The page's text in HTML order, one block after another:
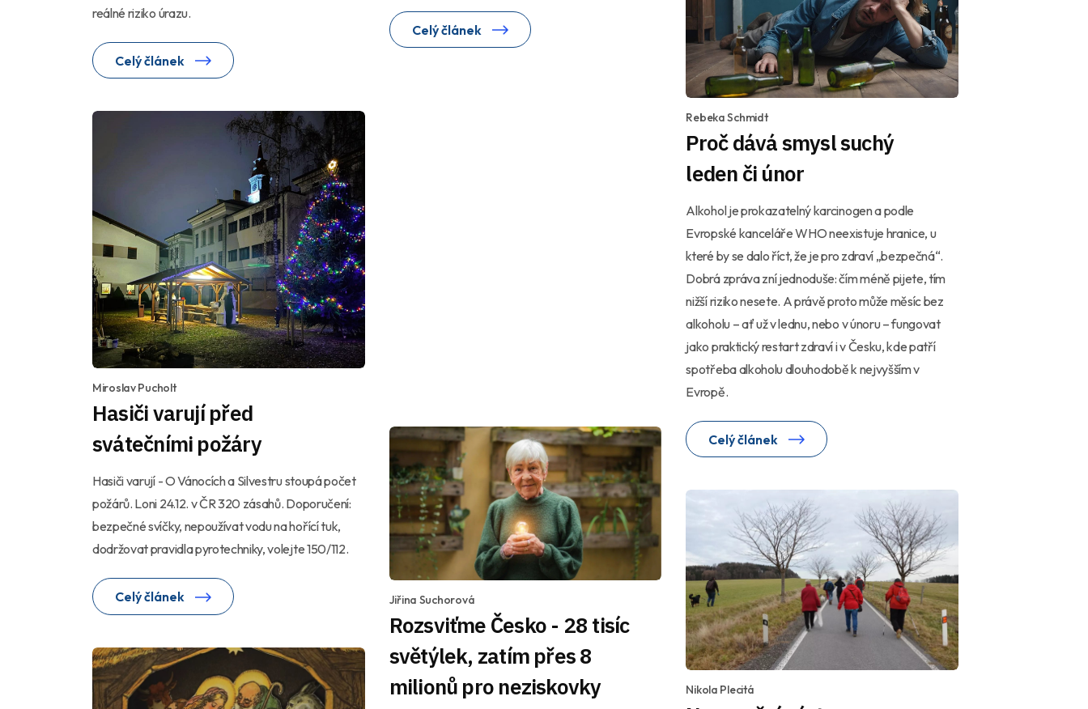
reálné riziko úrazu.
Celý článek
Celý článek
Rebeka Schmidt
Proč dává smysl suchý
leden či únor
Alkohol je prokazatelný karcinogen a podle
Evropské kanceláře WHO neexistuje hranice, u
které by se dalo říct, že je pro zdraví „bezpečná“.
Dobrá zpráva zní jednoduše: čím méně pijete, tím
nižší riziko nesete. A právě proto může měsíc bez
alkoholu – ať už v lednu, nebo v únoru – fungovat
jako praktický restart zdraví i v Česku, kde patří
spotřeba alkoholu dlouhodobě k nejvyšším v
Evropě.
Celý článek
Miroslav Pucholt
Hasiči varují před
svátečními požáry
Hasiči varují - O Vánocích a Silvestru stoupá počet
požárů. Loni 24.12. v ČR 320 zásahů. Doporučení:
bezpečné svíčky, nepoužívat vodu na hořící tuk,
dodržovat pravidla pyrotechniky, volejte 150/112.
Celý článek Jiřina Suchorová
Rozsviťme Česko - 28 tisíc
světýlek, zatím přes 8
milionů pro neziskovky
Nikola Plecitá